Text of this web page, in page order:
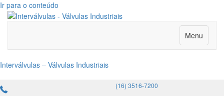
Ir para o conteúdo
Menu
Interválvulas – Válvulas Industriais
(16) 3516-7200